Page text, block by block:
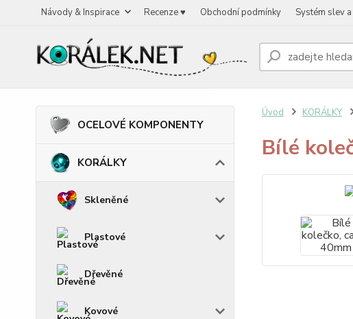
Návody & Inspirace Recenze ♥ Obchodní podmínky Systém slev
OCELOVÉ KOMPONENTY
KORÁLKY
Skleněné
Plastové
Dřevěné
Kovové
Úvod KORÁLKY
Bílé